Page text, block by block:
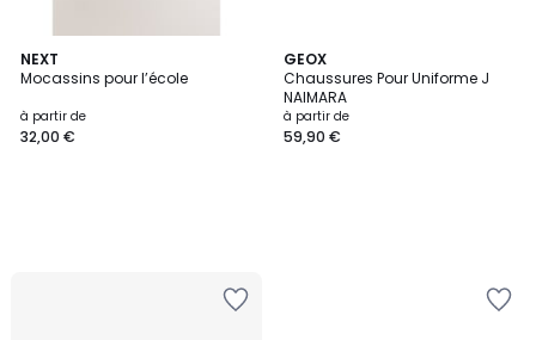
NEXT
Mocassins pour l’école
à partir de
32,00 €
GEOX
Chaussures Pour Uniforme J
NAIMARA
à partir de
59,90 €